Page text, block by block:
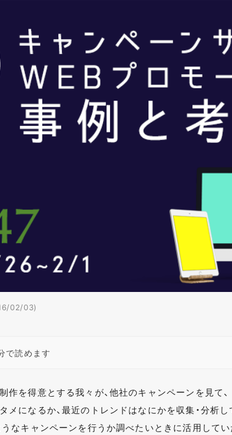
02/03)
で読めます
作を得意とする我々が、他社のキャンペーンを見て、
メになるか、最近のトレンドはなにかを収集・分析し
なキャンペーンを行うか調べたいときに活用してい